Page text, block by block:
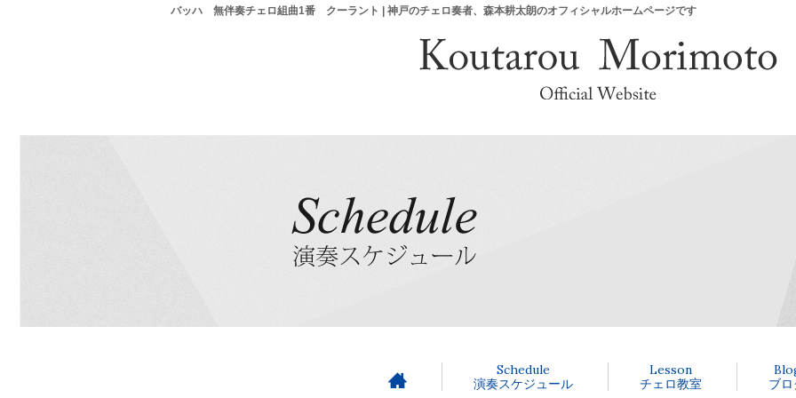
バッハ 無伴奏チェロ組曲1番 クーラント | 神戸のチェロ奏者、森本耕太朗のオフィシャルホームページです
Schedule
演奏スケジュール
Lesson
チェロ教室 ブロ